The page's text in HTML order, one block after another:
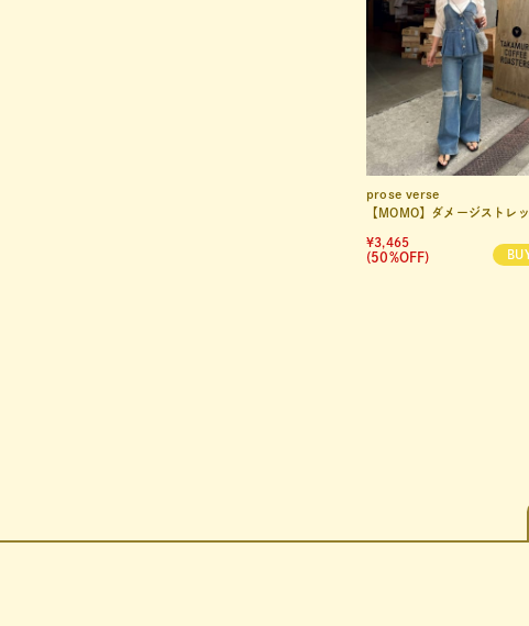
prose verse
【MOMO】ダメージストレッチストレートデニム
¥3,465
(50%OFF)